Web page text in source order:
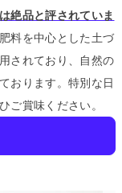
絶品と評されていま
料を中心とした土づ
されており、自然の
おります。特別な日
ご賞味ください。